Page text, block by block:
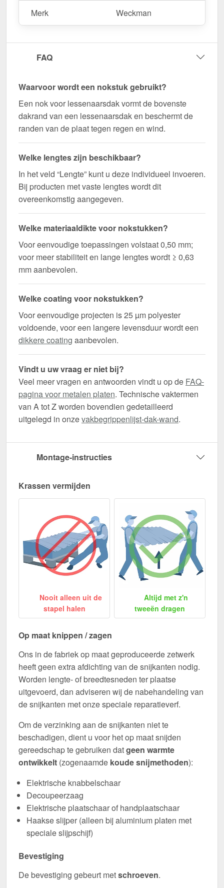
Bestel nu Nok lessenaarsdak | 11,5 x 11,5 cm |
& snel geleverd!
Duurzaam, weerbestendig, op maat gemaakt - bestel
Wegens maatwerk / customisatie van herroepingsrecht uitgezonderd
Merk Weckman
FAQ
Waarvoor wordt een nokstuk gebruikt?
Een nok voor lessenaarsdak vormt de bovenste
dakrand van een lessenaarsdak en beschermt de
randen van de plaat tegen regen en wind.
Welke lengtes zijn beschikbaar?
In het veld “Lengte” kunt u deze individueel invoeren.
Bij producten met vaste lengtes wordt dit
overeenkomstig aangegeven.
Welke materiaaldikte voor nokstukken?
Voor eenvoudige toepassingen volstaat 0,50 mm;
voor meer stabiliteit en lange lengtes wordt ≥ 0,63
mm aanbevolen.
Welke coating voor nokstukken?
Voor eenvoudige projecten is 25 µm polyester
voldoende, voor een langere levensduur wordt een
dikkere coating aanbevolen.
Vindt u uw vraag er niet bij?
Veel meer vragen en antwoorden vindt u op de FAQ-
pagina voor metalen platen. Technische vaktermen
van A tot Z worden bovendien gedetailleerd
uitgelegd in onzevakbegrippenlijst-dak-wand.
Montage-instructies
Krassen vermijden
Nooit alleen uit de
stapel halen
Altijd met z'n
tweeën dragen
Op maat knippen / zagen
Ons in de fabriek op maat geproduceerde zetwerk
heeft geen extra afdichting van de snijkanten nodig.
Worden lengte- of breedtesneden ter plaatse
uitgevoerd, dan adviseren wij de nabehandeling van
de snijkanten met onze speciale reparatieverf.
Om de verzinking aan de snijkanten niet te
beschadigen, dient u voor het op maat snijden
gereedschap te gebruiken datgeen warmte
ontwikkelt (zogenaamde koude snijmethoden):
Elektrische knabbelschaar
Decoupeerzaag
Elektrische plaatschaar of handplaatschaar
Haakse slijper (alleen bij aluminium platen met
speciale slijpschijf)
Bevestiging
De bevestiging gebeurt metschroeven.